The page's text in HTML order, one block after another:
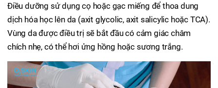
Điều dưỡng sử dụng cọ hoặc gạc miếng để thoa dung
dịch hóa học lên da (axit glycolic, axit salicylic hoặc TCA).
Vùng da được điều trị sẽ bắt đầu có cảm giác châm
chích nhẹ, có thể hơi ửng hồng hoặc sương trắng.